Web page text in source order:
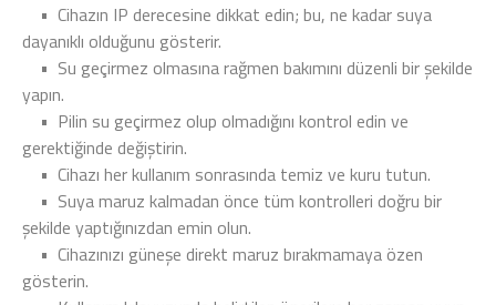
• Cihazın IP derecesine dikkat edin; bu, ne kadar suya
dayanıklı olduğunu gösterir.
• Su geçirmez olmasına rağmen bakımını düzenli bir şekilde
yapın.
• Pilin su geçirmez olup olmadığını kontrol edin ve
gerektiğinde değiştirin.
• Cihazı her kullanım sonrasında temiz ve kuru tutun.
• Suya maruz kalmadan önce tüm kontrolleri doğru bir
şekilde yaptığınızdan emin olun.
• Cihazınızı güneşe direkt maruz bırakmamaya özen
gösterin.